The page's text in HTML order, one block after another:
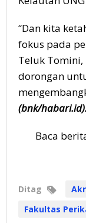
“Dan kita
fokus pada
Teluk
dorongan
(bnk/habari.id).
Baca
Ditag
Fakultas